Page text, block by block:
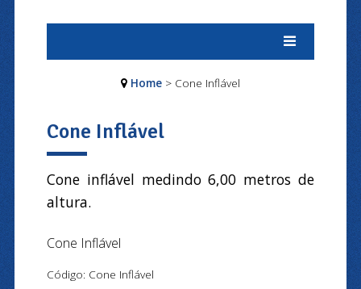
Home> Cone Inflável
Cone Inflável
Cone inflável medindo 6,00 metros de
altura.
Cone Inflável
Código: Cone Inflável